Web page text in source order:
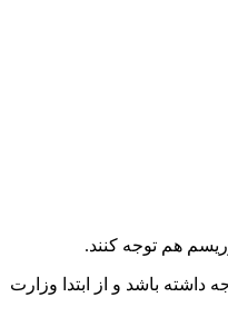
هم توجه کنند.
باشد و از ابتدا وزارت